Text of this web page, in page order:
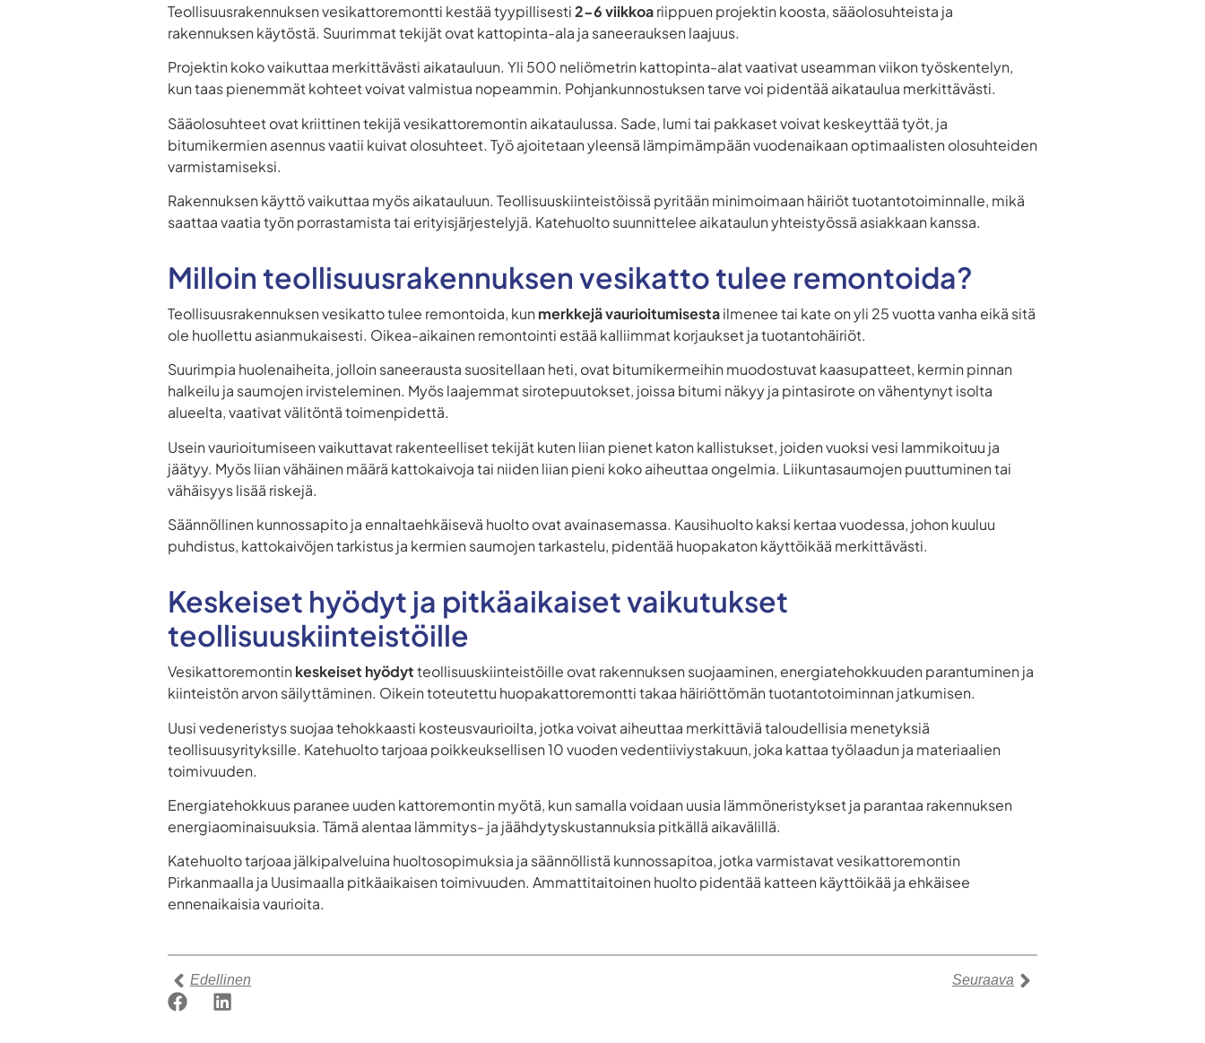
Teollisuusrakennuksen vesikattoremontti kestää tyypillisesti2-6 viikkoariippuen projektin koosta, sääolosuhteista ja
rakennuksen käytöstä. Suurimmat tekijät ovat kattopinta-ala ja saneerauksen laajuus.
Projektin koko vaikuttaa merkittävästi aikatauluun. Yli 500 neliömetrin kattopinta-alat vaativat useamman viikon työskentelyn,
kun taas pienemmät kohteet voivat valmistua nopeammin. Pohjankunnostuksen tarve voi pidentää aikataulua merkittävästi.
Sääolosuhteet ovat kriittinen tekijä vesikattoremontin aikataulussa. Sade, lumi tai pakkaset voivat keskeyttää työt, ja
bitumikermien asennus vaatii kuivat olosuhteet. Työ ajoitetaan yleensä lämpimämpään vuodenaikaan optimaalisten olosuhteiden
varmistamiseksi.
Rakennuksen käyttö vaikuttaa myös aikatauluun. Teollisuuskiinteistöissä pyritään minimoimaan häiriöt tuotantotoiminnalle, mikä
saattaa vaatia työn porrastamista tai erityisjärjestelyjä. Katehuolto suunnittelee aikataulun yhteistyössä asiakkaan kanssa.
Milloin teollisuusrakennuksen vesikatto tulee remontoida?
Teollisuusrakennuksen vesikatto tulee remontoida, kun merkkejä vaurioitumisestailmenee tai kate on yli 25 vuotta vanha eikä sitä
ole huollettu asianmukaisesti. Oikea-aikainen remontointi estää kalliimmat korjaukset ja tuotantohäiriöt.
Suurimpia huolenaiheita, jolloin saneerausta suositellaan heti, ovat bitumikermeihin muodostuvat kaasupatteet, kermin pinnan
halkeilu ja saumojen irvisteleminen. Myös laajemmat sirotepuutokset, joissa bitumi näkyy ja pintasirote on vähentynyt isolta
alueelta, vaativat välitöntä toimenpidettä.
Usein vaurioitumiseen vaikuttavat rakenteelliset tekijät kuten liian pienet katon kallistukset, joiden vuoksi vesi lammikoituu ja
jäätyy. Myös liian vähäinen määrä kattokaivoja tai niiden liian pieni koko aiheuttaa ongelmia. Liikuntasaumojen puuttuminen tai
vähäisyys lisää riskejä.
Säännöllinen kunnossapito ja ennaltaehkäisevä huolto ovat avainasemassa. Kausihuolto kaksi kertaa vuodessa, johon kuuluu
puhdistus, kattokaivöjen tarkistus ja kermien saumojen tarkastelu, pidentää huopakaton käyttöikää merkittävästi.
Keskeiset hyödyt ja pitkäaikaiset vaikutukset
teollisuuskiinteistöille
Vesikattoremontin keskeiset hyödytteollisuuskiinteistöille ovat rakennuksen suojaaminen, energiatehokkuuden parantuminen ja
kiinteistön arvon säilyttäminen. Oikein toteutettu huopakattoremontti takaa häiriöttömän tuotantotoiminnan jatkumisen.
Uusi vedeneristys suojaa tehokkaasti kosteusvaurioilta, jotka voivat aiheuttaa merkittäviä taloudellisia menetyksiä
teollisuusyrityksille. Katehuolto tarjoaa poikkeuksellisen 10 vuoden vedentiiviystakuun, joka kattaa työlaadun ja materiaalien
toimivuuden.
Energiatehokkuus paranee uuden kattoremontin myötä, kun samalla voidaan uusia lämmöneristykset ja parantaa rakennuksen
energiaominaisuuksia. Tämä alentaa lämmitys- ja jäähdytyskustannuksia pitkällä aikavälillä.
Katehuolto tarjoaa jälkipalveluina huoltosopimuksia ja säännöllistä kunnossapitoa, jotka varmistavat vesikattoremontin
Pirkanmaalla ja Uusimaalla pitkäaikaisen toimivuuden. Ammattitaitoinen huolto pidentää katteen käyttöikää ja ehkäisee
ennenaikaisia vaurioita.
Edellinen Seuraava